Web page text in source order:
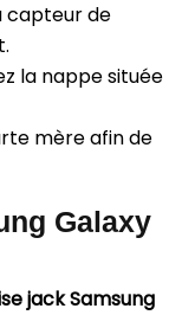
capteur de
la nappe située
mère afin de
Galaxy
jack Samsung